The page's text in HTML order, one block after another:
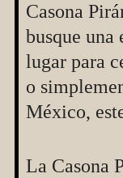
Casona
busque una
lugar para
o
México,
La Casona